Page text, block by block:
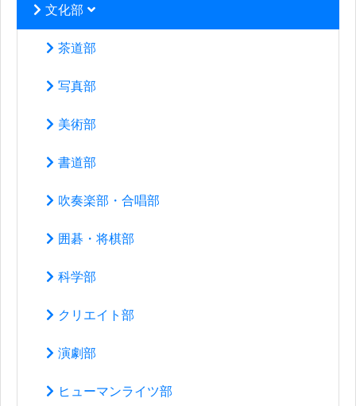
文化部
茶道部
写真部
美術部
書道部
吹奏楽部・合唱部
囲碁・将棋部
科学部
クリエイト部
演劇部
ヒューマンライツ部